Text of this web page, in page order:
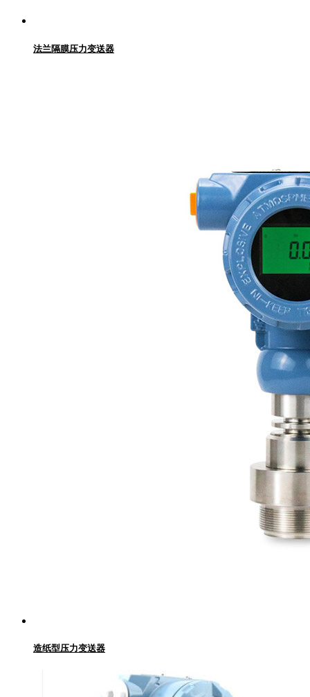
法兰隔膜压力变送器
造纸型压力变送器